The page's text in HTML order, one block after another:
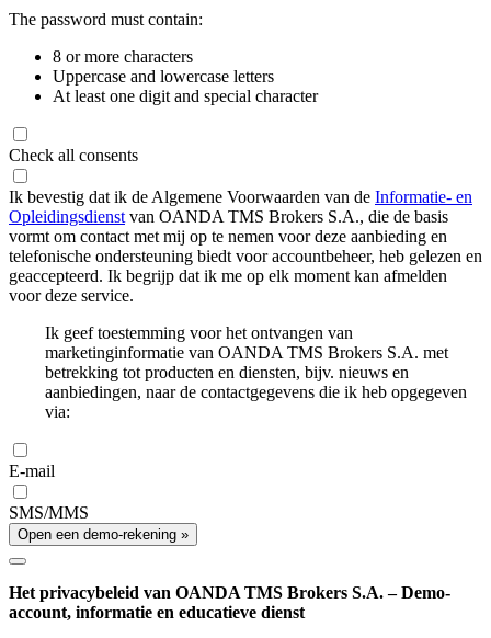
The password must contain:
8 or more characters
Uppercase and lowercase letters
At least one digit and special character
Check all consents
Ik bevestig dat ik de Algemene Voorwaarden van de Informatie- en
Opleidingsdienst van OANDA TMS Brokers S.A., die de basis
vormt om contact met mij op te nemen voor deze aanbieding en
telefonische ondersteuning biedt voor accountbeheer, heb gelezen en
geaccepteerd. Ik begrijp dat ik me op elk moment kan afmelden
voor deze service.
Ik geef toestemming voor het ontvangen van
marketinginformatie van OANDA TMS Brokers S.A. met
betrekking tot producten en diensten, bijv. nieuws en
aanbiedingen, naar de contactgegevens die ik heb opgegeven
via:
E-mail
SMS/MMS
Open een demo-rekening »
Het privacybeleid van OANDA TMS Brokers S.A. – Demo-
account, informatie en educatieve dienst